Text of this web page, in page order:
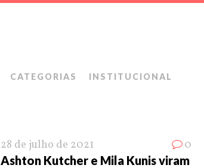
CATEGORIAS INSTITUCIONAL
28 de julho de 2021 0
Ashton Kutcher e Mila Kunis viram